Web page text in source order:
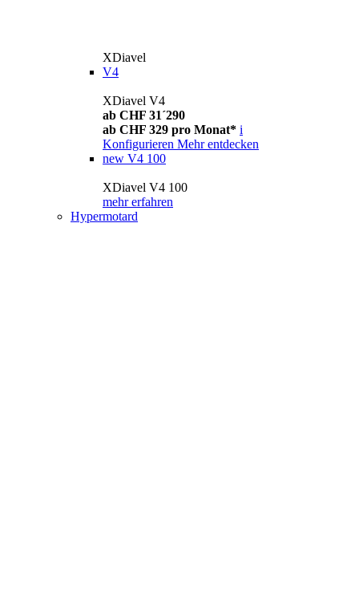
XDiavel
V4
XDiavel V4
ab CHF 31´290
ab CHF 329 pro Monat* i
Konfigurieren Mehr entdecken
new V4 100
XDiavel V4 100
mehr erfahren
Hypermotard